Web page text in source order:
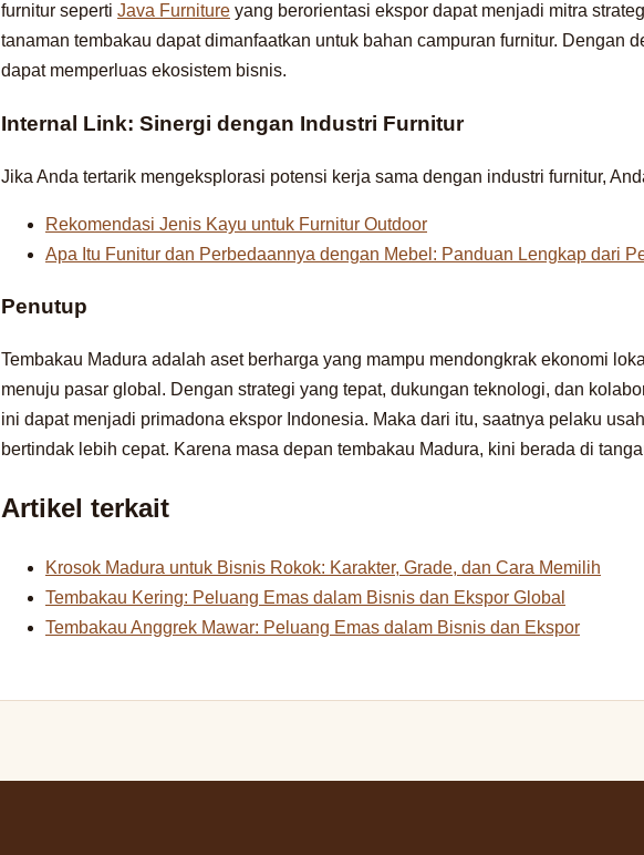
furnitur seperti Java Furniture yang berorientasi ekspor dapat menjadi mitra
tanaman tembakau dapat dimanfaatkan untuk bahan campuran furnitur. Dengan
dapat memperluas ekosistem bisnis.
Internal Link: Sinergi dengan Industri Furnitur
Jika Anda tertarik mengeksplorasi potensi kerja sama dengan industri furnitur,
Rekomendasi Jenis Kayu untuk Furnitur Outdoor
Apa Itu Funitur dan Perbedaannya dengan Mebel: Panduan Lengkap dari
Penutup
Tembakau Madura adalah aset berharga yang mampu mendongkrak ekonomi
menuju pasar global. Dengan strategi yang tepat, dukungan teknologi, dan
ini dapat menjadi primadona ekspor Indonesia. Maka dari itu, saatnya pelaku
bertindak lebih cepat. Karena masa depan tembakau Madura, kini berada di
Artikel terkait
Krosok Madura untuk Bisnis Rokok: Karakter, Grade, dan Cara Memilih
Tembakau Kering: Peluang Emas dalam Bisnis dan Ekspor Global
Tembakau Anggrek Mawar: Peluang Emas dalam Bisnis dan Ekspor